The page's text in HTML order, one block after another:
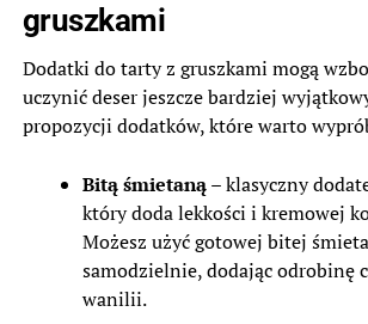
gruszkami
Dodatki do tarty z gruszkami mogą
uczynić deser jeszcze bardziej
propozycji dodatków, które warto
Bitą śmietaną– klasyczny
który doda lekkości i kremowej
Możesz użyć gotowej bitej
samodzielnie, dodając odrobinę
wanilii.